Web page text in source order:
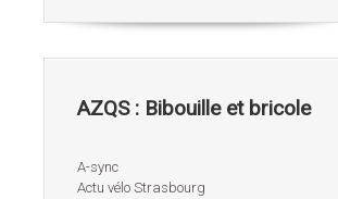
AZQS : Bibouille et bricole
A-sync
Actu vélo Strasbourg